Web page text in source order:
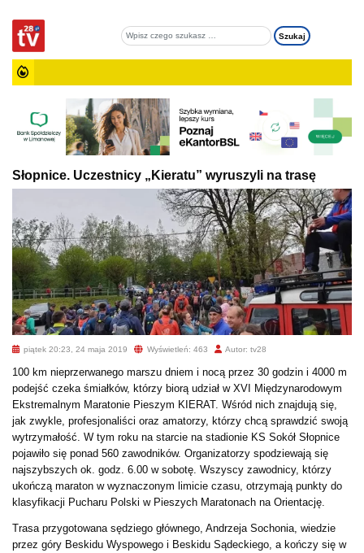
Słopnice. Uczestnicy „Kieratu” wyruszyli na trasę
piątek 20:23, 24 maja 2019 Wyświetleń: 463 Autor: tv28
100 km nieprzerwanego marszu dniem i nocą przez 30 godzin i 4000 m
podejść czeka śmiałków, którzy biorą udział w XVI Międzynarodowym
Ekstremalnym Maratonie Pieszym KIERAT. Wśród nich znajdują się,
jak zwykle, profesjonaliści oraz amatorzy, którzy chcą sprawdzić swoją
wytrzymałość. W tym roku na starcie na stadionie KS Sokół Słopnice
pojawiło się ponad 560 zawodników. Organizatorzy spodziewają się
najszybszych ok. godz. 6.00 w sobotę. Wszyscy zawodnicy, którzy
ukończą maraton w wyznaczonym limicie czasu, otrzymają punkty do
klasyfikacji Pucharu Polski w Pieszych Maratonach na Orientację.
Trasa przygotowana sędziego głównego, Andrzeja Sochonia, wiedzie
przez góry Beskidu Wyspowego i Beskidu Sądeckiego, a kończy się w